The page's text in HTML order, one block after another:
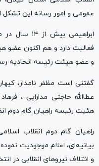
عمومی و امور رسانه این تشکل
ابراهیمی
فعالیت دارد و هم اکنون عضو
و عضو هیئت رئیسه اتحادیه
گفتنی است مظفر نامدار،
عطاالله حاجتی مدارایی ،
هئیت رئیسه راهیان گام دوم
بیانیه‌ای، اعلام موجودیت
و ائتلاف نیروهای انقلابی در